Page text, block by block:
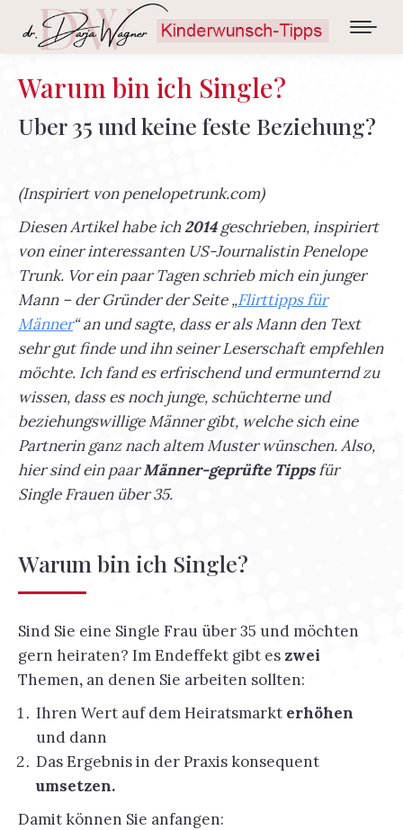
Warum bin ich Single?
Uber 35 und keine feste Beziehung?
(Inspiriert von penelopetrunk.com)
Diesen Artikel habe ich2014geschrieben, inspiriert
von einer interessanten US-Journalistin Penelope
Trunk. Vor ein paar Tagen schrieb mich ein junger
Mann – der Gründer der Seite „Flirttipps für
Männer“ an und sagte, dass er als Mann den Text
sehr gut finde und ihn seiner Leserschaft empfehlen
möchte. Ich fand es erfrischend und ermunternd zu
wissen, dass es noch junge, schüchterne und
beziehungswillige Männer gibt, welche sich eine
Partnerin ganz nach altem Muster wünschen. Also,
hier sind ein paarMänner-geprüfte Tippsfür
Single Frauen über 35.
Warum bin ich Single?
Sind Sie eine Single Frau über 35 und möchten
gern heiraten? Im Endeffekt gibt es zwei
Themen, an denen Sie arbeiten sollten:
Ihren Wert auf dem Heiratsmarkt erhöhen
und dann
Das Ergebnis in der Praxis konsequent
umsetzen.
Damit können Sie anfangen: